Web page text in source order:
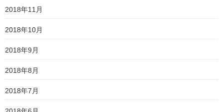
2018年11月
2018年10月
2018年9月
2018年8月
2018年7月